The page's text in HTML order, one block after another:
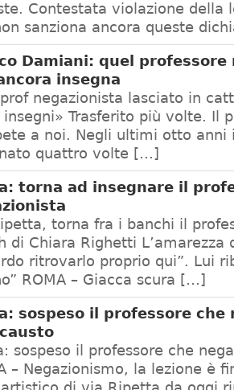
Contestata violazione della
sanziona ancora queste
Damiani: quel professore
insegna
negazionista lasciato in
insegni» Trasferito più volte. Il
a noi. Negli ultimi otto anni
quattro volte […]
torna ad insegnare il
torna fra i banchi il
di Chiara Righetti L’amarezza
ritrovarlo proprio qui”. Lui
ROMA – Giacca scura […]
sospeso il professore che
sospeso il professore che
– Negazionismo, la lezione è